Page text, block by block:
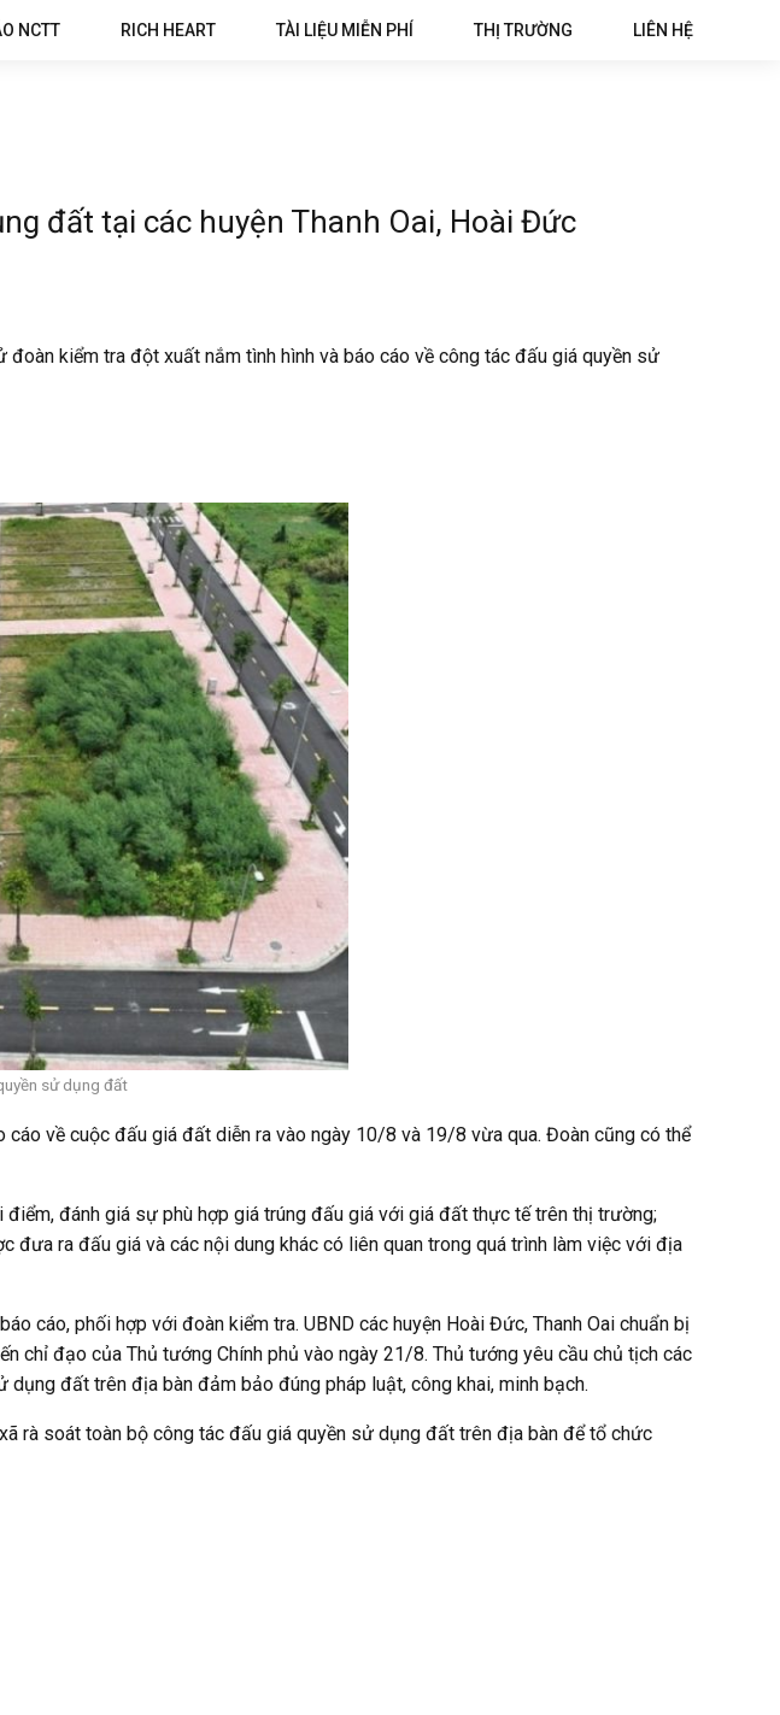
NCTT RICH HEART TÀI LIỆU MIỄN PHÍ THỊ TRƯỜNG LIÊN HỆ
đất tại các huyện Thanh Oai, Hoài Đức
kiểm tra đột xuất nắm tình hình và báo cáo về công tác đấu giá quyền sử
sử dụng đất
về cuộc đấu giá đất diễn ra vào ngày 10/8 và 19/8 vừa qua. Đoàn cũng có thể
đánh giá sự phù hợp giá trúng đấu giá với giá đất thực tế trên thị trường;
ra đấu giá và các nội dung khác có liên quan trong quá trình làm việc với địa
cáo, phối hợp với đoàn kiểm tra. UBND các huyện Hoài Đức, Thanh Oai chuẩn bị
chỉ đạo của Thủ tướng Chính phủ vào ngày 21/8. Thủ tướng yêu cầu chủ tịch các
đất trên địa bàn đảm bảo đúng pháp luật, công khai, minh bạch.
rà soát toàn bộ công tác đấu giá quyền sử dụng đất trên địa bàn để tổ chức